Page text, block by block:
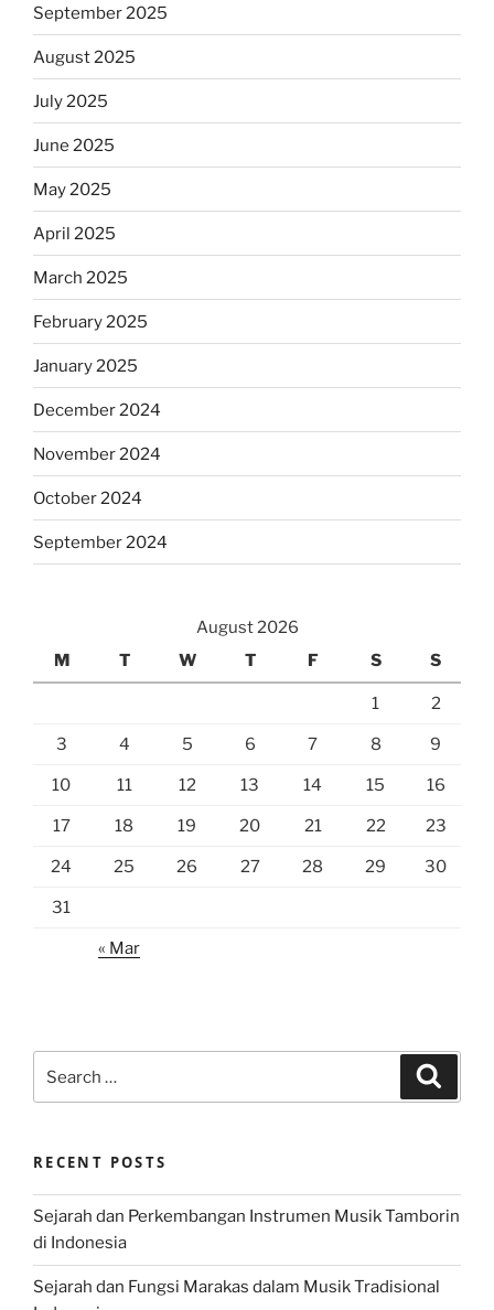
September 2025
August 2025
July 2025
June 2025
May 2025
April 2025
March 2025
February 2025
January 2025
December 2024
November 2024
October 2024
September 2024
August 2026
M
T W T F S S
1 2
3 4 5 6 7 8 9
10 11 12 13 14 15 16
17 18 19 20 21 22 23
24 25 26 27 28 29 30
31
« Mar
for:
RECENT POSTS
Sejarah dan Perkembangan Instrumen Musik Tamborin
di Indonesia
Sejarah dan Fungsi Marakas dalam Musik Tradisional